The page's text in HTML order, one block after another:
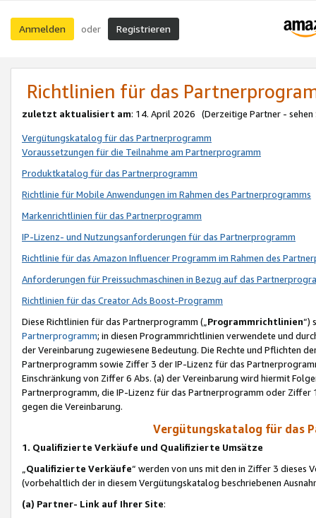
Anmelden oder Registrieren
Richtlinien für das
zuletzt aktualisiert am: 14. April 2026 (Derzeitige Partner - sehen
Vergütungskatalog für das Partnerprogramm
Voraussetzungen für die Teilnahme am Partnerprogramm
Produktkatalog für das Partnerprogramm
Richtlinie für Mobile Anwendungen im Rahmen des Partnerprogramms
Markenrichtlinien für das Partnerprogramm
IP-Lizenz- und Nutzungsanforderungen für das Partnerprogramm
Richtlinie für das Amazon Influencer Programm im Rahmen des
Anforderungen für Preissuchmaschinen in Bezug auf das
Richtlinien für das Creator Ads Boost-Programm
Diese Richtlinien für das Partnerprogramm („Programmrichtlinien“)
Partnerprogramm; in diesen Programmrichtlinien verwendete und
der Vereinbarung zugewiesene Bedeutung. Die Rechte und Pflichten
Partnerprogramm sowie Ziffer 3 der IP-Lizenz für das
Einschränkung von Ziffer 6 Abs. (a) der Vereinbarung wird hiermit
Partnerprogramm, die IP-Lizenz für das Partnerprogramm oder
gegen die Vereinbarung.
Vergütungskatalog für das
1. Qualifizierte Verkäufe und Qualifizierte Umsätze
Qualifizierte Verkäufe“ werden von uns mit den in Ziffer 3
(vorbehaltlich der in diesem Vergütungskatalog beschriebenen
(a) Partner- Link auf Ihrer Site: